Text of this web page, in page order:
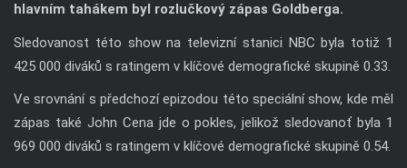
hlavním tahákem byl rozlučkový zápas Goldberga.
Sledovanost této show na televizní stanici NBC byla totiž 1
425 000 diváků s ratingem v klíčové demografické skupině 0.33.
Ve srovnání s předchozí epizodou této speciální show, kde měl
zápas také John Cena jde o pokles, jelikož sledovanoť byla 1
969 000 diváků s ratingem v klíčové demografické skupině 0.54.